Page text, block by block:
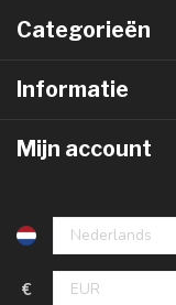
Categorieën
Informatie
Mijn account
€